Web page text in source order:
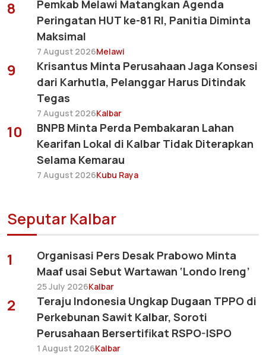
8
Pemkab Melawi Matangkan Agenda
Peringatan HUT ke-81 RI, Panitia Diminta
Maksimal
7 August 2026Melawi
9
Krisantus Minta Perusahaan Jaga Konsesi
dari Karhutla, Pelanggar Harus Ditindak
Tegas
7 August 2026Kalbar
10
BNPB Minta Perda Pembakaran Lahan
Kearifan Lokal di Kalbar Tidak Diterapkan
Selama Kemarau
7 August 2026Kubu Raya
Seputar Kalbar
1
Organisasi Pers Desak Prabowo Minta
Maaf usai Sebut Wartawan ‘Londo Ireng’
25 July 2026Kalbar
2
Teraju Indonesia Ungkap Dugaan TPPO di
Perkebunan Sawit Kalbar, Soroti
Perusahaan Bersertifikat RSPO-ISPO
1 August 2026Kalbar